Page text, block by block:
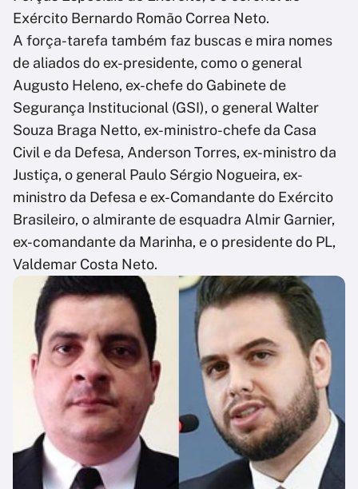
Exército Bernardo Romão Correa Neto.
A força-tarefa também faz buscas e mira nomes
de aliados do ex-presidente, como o general
Augusto Heleno, ex-chefe do Gabinete de
Segurança Institucional (GSI), o general Walter
Souza Braga Netto, ex-ministro-chefe da Casa
Civil e da Defesa, Anderson Torres, ex-ministro da
Justiça, o general Paulo Sérgio Nogueira, ex-
ministro da Defesa e ex-Comandante do Exército
Brasileiro, o almirante de esquadra Almir Garnier,
ex-comandante da Marinha, e o presidente do PL,
Valdemar Costa Neto.